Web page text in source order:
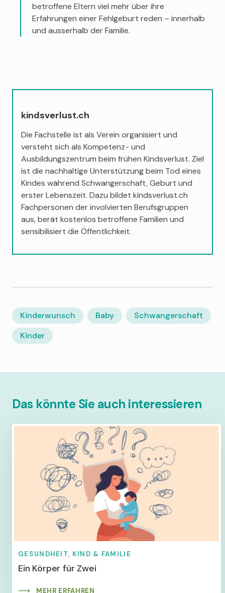
betroffene Eltern viel mehr über ihre
Erfahrungen einer Fehlgeburt reden – innerhalb
und ausserhalb der Familie.
kindsverlust.ch
Die Fachstelle ist als Verein organisiert und
versteht sich als Kompetenz- und
Ausbildungszentrum beim frühen Kindsverlust. Ziel
ist die nachhaltige Unterstützung beim Tod eines
Kindes während Schwangerschaft, Geburt und
erster Lebenszeit. Dazu bildet kindsverlust.ch
Fachpersonen der involvierten Berufsgruppen
aus, berät kostenlos betroffene Familien und
sensibilisiert die Öffentlichkeit.
Kinderwunsch Baby
Schwangerschaft
Kinder
Das könnte Sie auch interessieren
GESUNDHEIT, KIND & FAMILIE
Ein Körper für Zwei
MEHR ERFAHREN